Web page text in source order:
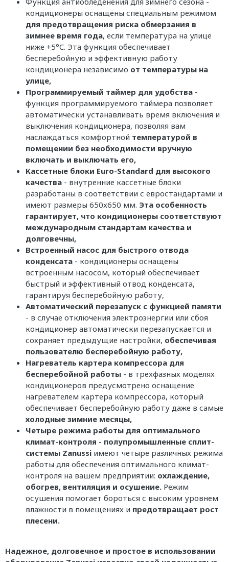
кондиционеры оснащены специальным режимом
для предотвращения риска обмерзания в
зимнее время года, если температура на улице
ниже +5°C. Эта функция обеспечивает
бесперебойную и эффективную работу
кондиционера независимо от температуры на
улице,
Программируемый таймер для удобства -
функция программируемого таймера позволяет
автоматически устанавливать время включения и
выключения кондиционера, позволяя вам
наслаждаться комфортной температурой в
помещении без необходимости вручную
включать и выключать его,
Кассетные блоки Euro-Standard для высокого
качества - внутренние кассетные блоки
разработаны в соответствии с евростандартами и
имеют размеры 650x650 мм. Эта особенность
гарантирует, что кондиционеры соответствуют
международным стандартам качества и
долговечны,
Встроенный насос для быстрого отвода
конденсата - кондиционеры оснащены
встроенным насосом, который обеспечивает
быстрый и эффективный отвод конденсата,
гарантируя бесперебойную работу,
Автоматический перезапуск с функцией памяти
- в случае отключения электроэнергии или сбоя
кондиционер автоматически перезапускается и
сохраняет предыдущие настройки, обеспечивая
пользователю бесперебойную работу,
Нагреватель картера компрессора для
бесперебойной работы - в трехфазных моделях
кондиционеров предусмотрено оснащение
нагревателем картера компрессора, который
обеспечивает бесперебойную работу даже в самые
холодные зимние месяцы,
Четыре режима работы для оптимального
климат-контроля - полупромышленные сплит-
системы Zanussi имеют четыре различных режима
работы для обеспечения оптимального климат-
контроля на вашем предприятии: охлаждение,
обогрев, вентиляция и осушение. Режим
осушения помогает бороться с высоким уровнем
влажности в помещениях и предотвращает рост
плесени.
Надежное, долговечное и простое в использовании